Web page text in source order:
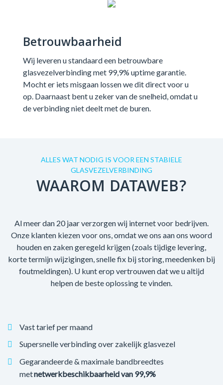
Betrouwbaarheid
Wij leveren u standaard een betrouwbare
glasvezelverbinding met 99,9% uptime garantie.
Mocht er iets misgaan lossen we dit direct voor u
op. Daarnaast bent u zeker van de snelheid, omdat u
de verbinding niet deelt met de buren.
ALLES WAT NODIG IS VOOR EEN STABIELE
GLASVEZELVERBINDING
WAAROM DATAWEB?
Al meer dan 20 jaar verzorgen wij internet voor bedrijven.
Onze klanten kiezen voor ons, omdat we ons aan ons woord
houden en zaken geregeld krijgen (zoals tijdige levering,
korte termijn wijzigingen, snelle fix bij storing, meedenken bij
foutmeldingen). U kunt erop vertrouwen dat we u altijd
helpen de beste oplossing te vinden.
Vast tarief per maand
Supersnelle verbinding over zakelijk glasvezel
Gegarandeerde & maximale bandbreedtes
metnetwerkbeschikbaarheid van 99,9%